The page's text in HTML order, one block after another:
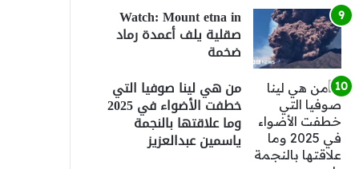
Watch: Mount etna in
صقلية يلف أعمدة رماد
ضخمة
من هي لينا صوفيا التي
خطفت الأضواء في 2025
وما علاقتها بالنجمة
ياسمين عبدالعزيز